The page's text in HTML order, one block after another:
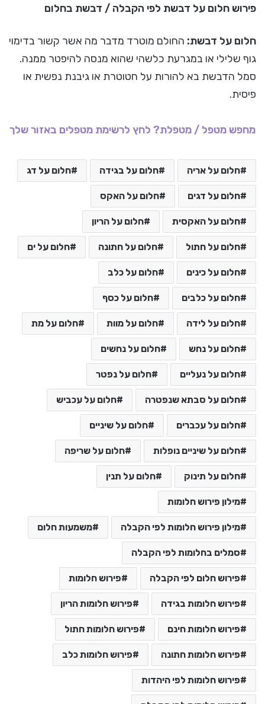
פירוש חלום על דבשת לפי הקבלה / דבשת בחלום
חלום על דבשת: החולם מוטרד מדבר מה אשר קשור בדימוי
גוף שלילי או במגרעת כלשהי שהוא מנסה להיפטר ממנה.
סמל הדבשת בא להורות על חטוטרת או גיבנת נפשית או
פיסית.
מחפש מטפל / מטפלת? לחץ לרשימת מטפלים באזור שלך
חלום על אריה חלום על בגידה חלום על דג
חלום על דגים חלום על האקס
חלום על האקסית חלום על הריון
חלום על חתול חלום על חתונה חלום על ים
חלום על כינים חלום על כלב
חלום על כלבים חלום על כסף
חלום על לידה חלום על מוות חלום על מת
חלום על נחש חלום על נחשים
חלום על נעליים חלום על נפטר
חלום על סבתא שנפטרה חלום על עכביש
חלום על עכברים חלום על שיניים
חלום על שיניים נופלות חלום על שריפה
חלום על תינוק חלום על תנין
מילון פירוש חלומות
מילון פירוש חלומות לפי הקבלה משמעות חלום
סמלים בחלומות לפי הקבלה
פירוש חלום לפי הקבלה פירוש חלומות
פירוש חלומות בגידה פירוש חלומות הריון
פירוש חלומות חינם פירוש חלומות חתול
פירוש חלומות חתונה פירוש חלומות כלב
פירוש חלומות לפי היהדות